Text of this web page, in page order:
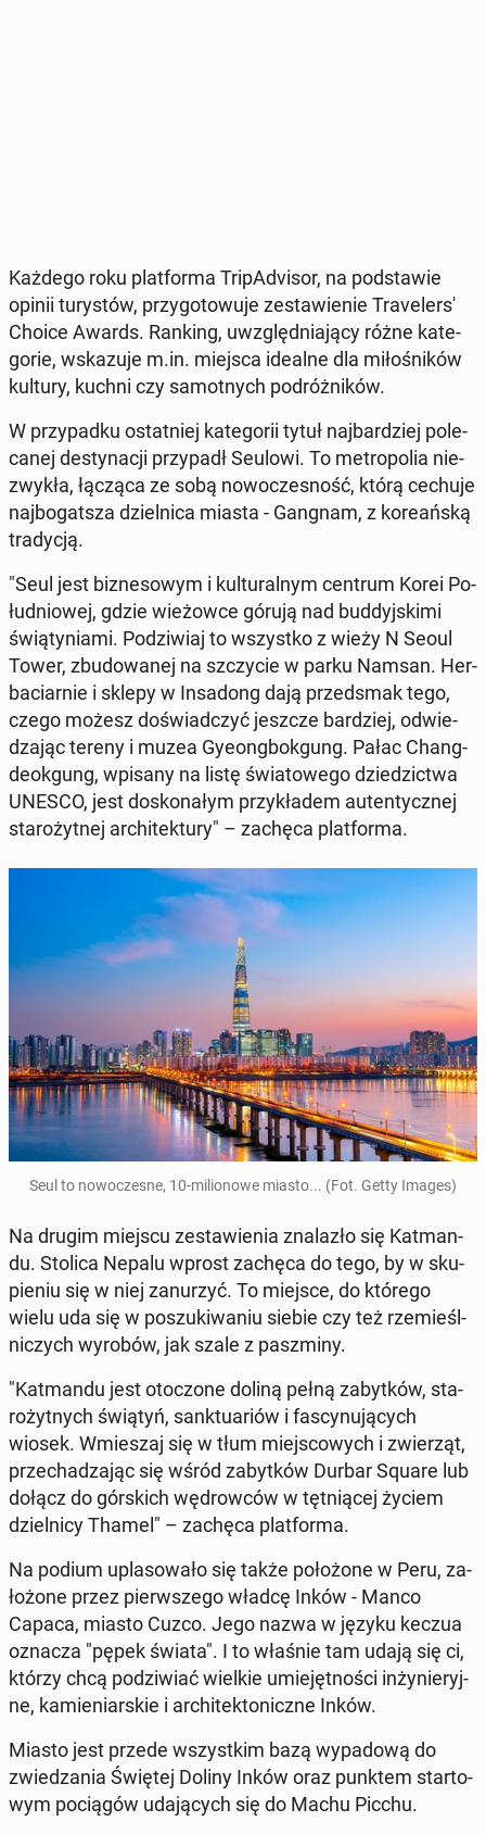
Każdego roku plat­for­ma Tri­pA­dvi­sor, na pod­sta­wie
opinii tu­ry­stów, przy­go­to­wu­je ze­sta­wie­nie Tra­ve­ler­s'
Choice Awards. Ranking, uwzględ­nia­ją­cy różne ka­te­
go­rie, wska­zu­je m.in. miejsca idealne dla mi­ło­śni­ków
kultury, kuchni czy sa­mot­nych po­dróż­ni­ków.
W przy­pad­ku ostat­niej ka­te­go­rii tytuł naj­bar­dziej po­le­
ca­nej de­sty­na­cji przy­padł Seulowi. To me­tro­po­lia nie­
zwy­kła, łącząca ze sobą no­wo­cze­sność, którą cechuje
naj­bo­gat­sza dziel­ni­ca miasta - Gangnam, z ko­re­ań­ską
tra­dy­cją.
"Seul jest biz­ne­so­wym i kul­tu­ral­nym centrum Korei Po­
łu­dnio­wej, gdzie wie­żow­ce górują nad bud­dyj­ski­mi
świą­ty­nia­mi. Po­dzi­wiaj to wszyst­ko z wieży N Seoul
Tower, zbu­do­wa­nej na szczy­cie w parku Namsan. Her­
ba­ciar­nie i sklepy w In­sa­dong dają przed­smak tego,
czego możesz do­świad­czyć jeszcze bar­dziej, od­wie­
dza­jąc tereny i muzea Gy­eong­bok­gung. Pałac Chang­
de­ok­gung, wpisany na listę świa­to­we­go dzie­dzic­twa
UNESCO, jest do­sko­na­łym przy­kła­dem au­ten­tycz­nej
sta­ro­żyt­nej ar­chi­tek­tu­ry" – zachęca plat­for­ma.
Seul to no­wo­cze­sne, 10-mi­lio­no­we miasto... (Fot. Getty Images)
Na drugim miejscu ze­sta­wie­nia zna­la­zło się Kat­man­
du. Stolica Nepalu wprost zachęca do tego, by w sku­
pie­niu się w niej za­nu­rzyć. To miejsce, do którego
wielu uda się w po­szu­ki­wa­niu siebie czy też rze­mieśl­
ni­czych wyrobów, jak szale z pasz­mi­ny.
"Kat­man­du jest oto­czo­ne doliną pełną za­byt­ków, sta­
ro­żyt­nych świątyń, sank­tu­ariów i fa­scy­nu­ją­cych
wiosek. Wmie­szaj się w tłum miej­sco­wych i zwie­rząt,
prze­cha­dza­jąc się wśród za­byt­ków Durbar Square lub
dołącz do gór­skich wę­drow­ców w tęt­nią­cej życiem
dziel­ni­cy Thamel" – zachęca plat­for­ma.
Na podium upla­so­wa­ło się także po­ło­żo­ne w Peru, za­
ło­żo­ne przez pierw­sze­go władcę Inków - Manco
Capaca, miasto Cuzco. Jego nazwa w języku keczua
oznacza "pępek świata". I to właśnie tam udają się ci,
którzy chcą po­dzi­wiać wielkie umie­jęt­no­ści in­ży­nie­ryj­
ne, ka­mie­niar­skie i ar­chi­tek­to­nicz­ne Inków.
Miasto jest przede wszyst­kim bazą wy­pa­do­wą do
zwie­dza­nia Świętej Doliny Inków oraz punktem star­to­
wym po­cią­gów uda­ją­cych się do Machu Picchu.